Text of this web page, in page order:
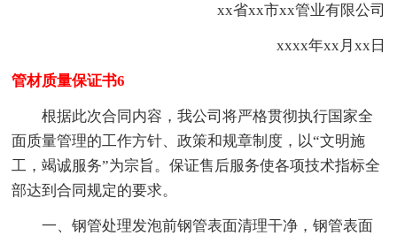
xx省xx市xx管业有限公司
xxxx年xx月xx日
管材质量保证书6
根据此次合同内容，我公司将严格贯彻执行国家全
面质量管理的工作方针、政策和规章制度，以“文明施
工，竭诚服务”为宗旨。保证售后服务使各项技术指标全
部达到合同规定的要求。
一、钢管处理发泡前钢管表面清理干净，钢管表面